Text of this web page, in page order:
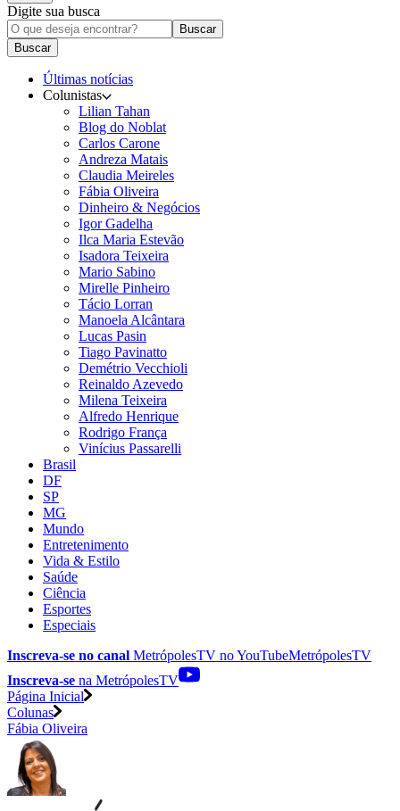
Digite sua busca
Buscar
Buscar
Últimas notícias
Colunistas
Lilian Tahan
Blog do Noblat
Carlos Carone
Andreza Matais
Claudia Meireles
Fábia Oliveira
Dinheiro & Negócios
Igor Gadelha
Ilca Maria Estevão
Isadora Teixeira
Mario Sabino
Mirelle Pinheiro
Tácio Lorran
Manoela Alcântara
Lucas Pasin
Tiago Pavinatto
Demétrio Vecchioli
Reinaldo Azevedo
Milena Teixeira
Alfredo Henrique
Rodrigo França
Vinícius Passarelli
Brasil
DF
SP
MG
Mundo
Entretenimento
Vida & Estilo
Saúde
Ciência
Esportes
Especiais
Inscreva-se no canal MetrópolesTV noYouTubeMetrópolesTV
Inscreva-se na MetrópolesTV
Página Inicial
Colunas
Fábia Oliveira